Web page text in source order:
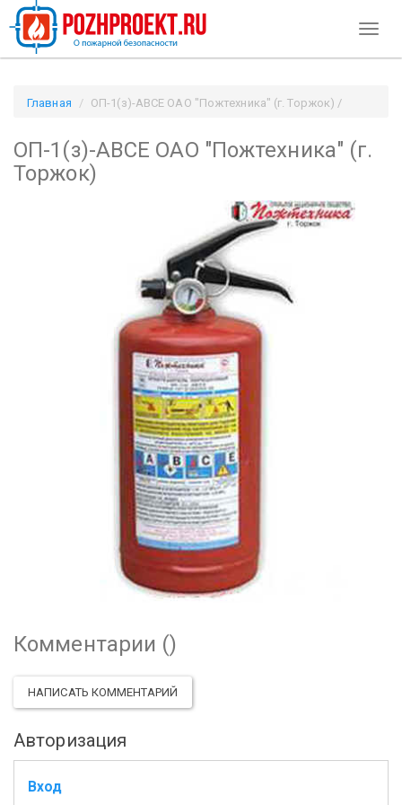
Главная
ОП-1(з)-АВСЕ ОАО "Пожтехника" (г. Торжок) /
ОП-1(з)-АВСЕ ОАО "Пожтехника" (г.
Торжок)
Комментарии ()
НАПИСАТЬ КОММЕНТАРИЙ
Авторизация
Вход